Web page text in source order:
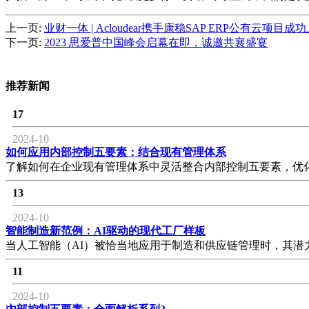
上一页: 业财一体 | Acloudear携手康稳SAP ERP公有云项目成
下一页: 2023 思爱普中国峰会启幕在即，诚邀共襄盛宴
推荐新闻
17
2024-10
如何应用内部控制五要素：结合现有管理体系
了解如何在企业现有管理体系中灵活整合内部控制五要素，
13
2024-10
智能制造新范例：AI驱动的现代工厂样板
当人工智能（AI）被恰当地应用于制造和供应链管理时，其潜
11
2024-10